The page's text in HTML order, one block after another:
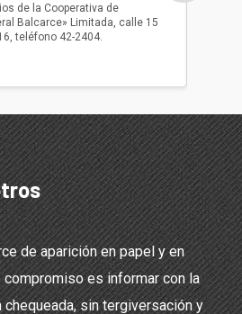
de la Cooperativa de
Balcarce» Limitada, calle 15
teléfono 42-2404.
de aparición en papel y en
es informar con la
sin tergiversación y